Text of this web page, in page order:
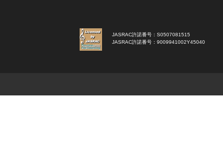
JASRAC許諾番号：S0507081515
JASRAC許諾番号：9009941002Y45040